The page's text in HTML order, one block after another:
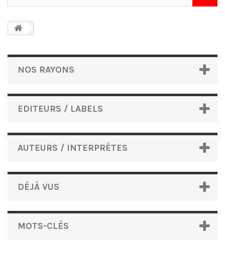
NOS RAYONS
EDITEURS / LABELS
AUTEURS / INTERPRÈTES
DÉJÀ VUS
MOTS-CLÉS